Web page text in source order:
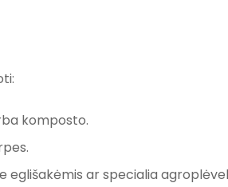
komposto.
eglišakėmis ar specialia